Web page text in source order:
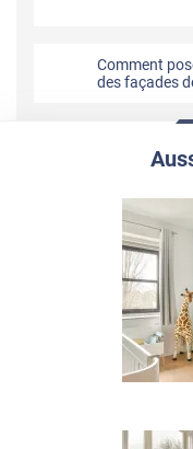
Comment
des façades